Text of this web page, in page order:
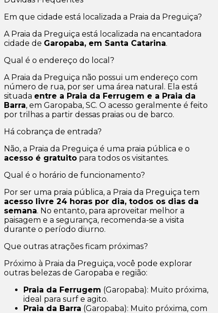
Em que cidade está localizada a Praia da Preguiça?
A Praia da Preguiça está localizada na encantadora
cidade de Garopaba, em Santa Catarina.
Qual é o endereço do local?
A Praia da Preguiça não possui um endereço com
número de rua, por ser uma área natural. Ela está
situada entre a Praia da Ferrugem e a Praia da
Barra, em Garopaba, SC. O acesso geralmente é feito
por trilhas a partir dessas praias ou de barco.
Há cobrança de entrada?
Não, a Praia da Preguiça é uma praia pública e o
acesso é gratuito para todos os visitantes.
Qual é o horário de funcionamento?
Por ser uma praia pública, a Praia da Preguiça tem
acesso livre 24 horas por dia, todos os dias da
semana. No entanto, para aproveitar melhor a
paisagem e a segurança, recomenda-se a visita
durante o período diurno.
Que outras atrações ficam próximas?
Próximo à Praia da Preguiça, você pode explorar
outras belezas de Garopaba e região:
Praia da Ferrugem (Garopaba): Muito próxima,
ideal para surf e agito.
Praia da Barra (Garopaba): Muito próxima, com